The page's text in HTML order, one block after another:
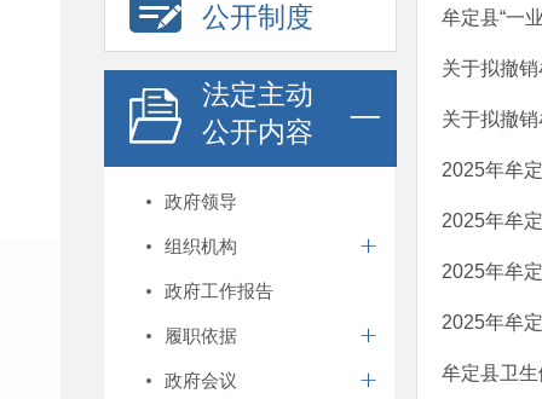
公开制度
法定主动
公开内容
政府领导
组织机构
政府工作报告
履职依据
政府会议
牟定县“一
关于拟撤
关于拟撤
2025年牟
2025年牟
2025年牟
2025年牟
牟定县卫生